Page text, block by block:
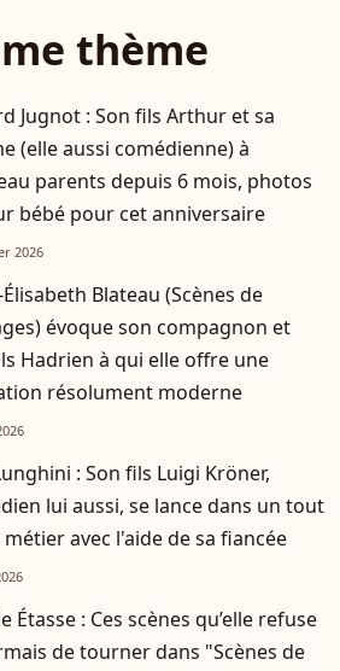
thème
Jugnot : Son fils Arthur et sa
(elle aussi comédienne) à
parents depuis 6 mois, photos
bébé pour cet anniversaire
2026
Blateau (Scènes de
évoque son compagnon et
Hadrien à qui elle offre une
résolument moderne
: Son fils Luigi Kröner,
lui aussi, se lance dans un tout
avec l'aide de sa fiancée
Étasse : Ces scènes qu’elle refuse
de tourner dans "Scènes de